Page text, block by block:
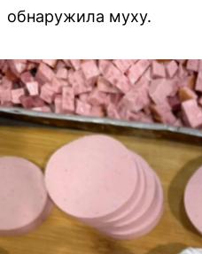
обнаружила муху.